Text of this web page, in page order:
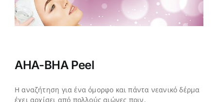
AHA-BHA Peel
Η αναζήτηση για ένα όμορφο και πάντα νεανικό δέρμα
έχει αρχίσει από πολλούς αιώνες πριν.